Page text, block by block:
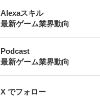
Alexaスキル
最新ゲーム業界動向
Podcast
最新ゲーム業界動向
X でフォロー